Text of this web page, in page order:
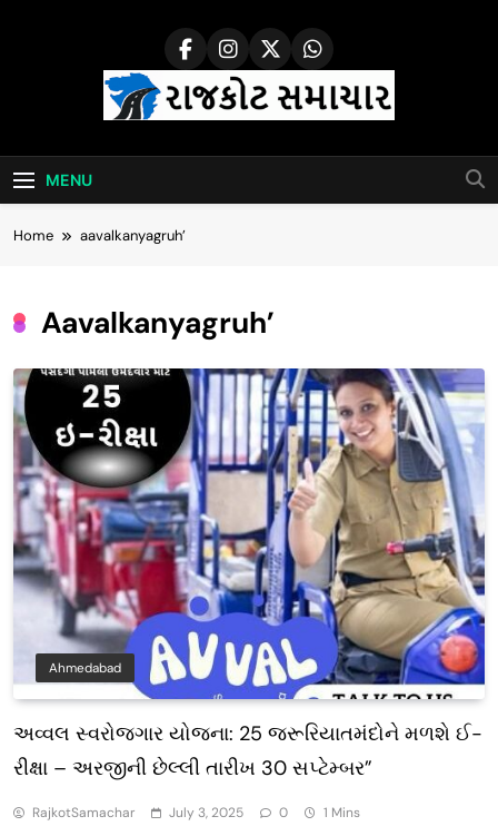
Rajkot Samachar
MENU
Home aavalkanyagruh’
Aavalkanyagruh’
Ahmedabad
અવ્વલ સ્વરોજગાર યોજના: 25 જરૂરિયાતમંદોને મળશે ઈ-
રીક્ષા – અરજીની છેલ્લી તારીખ 30 સપ્ટેમ્બર”
RajkotSamachar July 3, 2025 0 1 Mins